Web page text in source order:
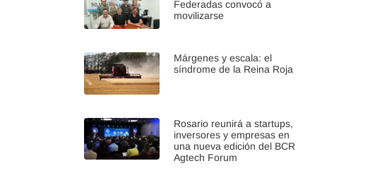
Federadas convocó a
movilizarse
Márgenes y escala: el
síndrome de la Reina Roja
Rosario reunirá a startups,
inversores y empresas en
una nueva edición del BCR
Agtech Forum